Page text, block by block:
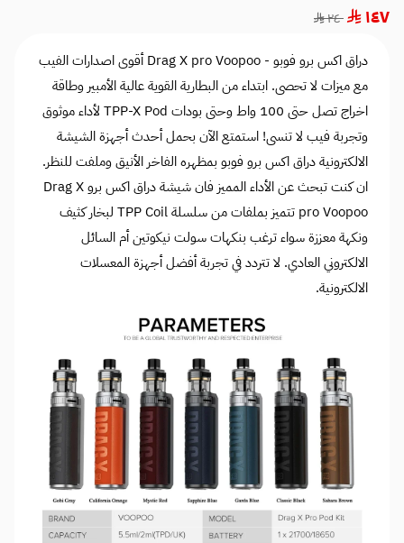
١٤٧ ٢٤٠
دراق اكس برو فوبو - Drag X pro Voopoo أقوى اصدارات الفيب
مع ميزات لا تحصى. ابتداء من البطارية القوية عالية الأمبير وطاقة
اخراج تصل حتى 100 واط وحتى بودات TPP-X Pod لأداء موثوق
وتجربة فيب لا تنسى! استمتع الآن بحمل أحدث أجهزة الشيشة
الالكترونية دراق اكس برو فوبو بمظهره الفاخر الأنيق وملفت للنظر.
ان كنت تبحث عن الأداء المميز فان شيشة دراق اكس برو Drag X
pro Voopoo تتميز بملفات من سلسلة TPP Coil لبخار كثيف
ونكهة معززة سواء ترغب بنكهات سولت نيكوتين أم السائل
الالكتروني العادي. لا تتردد في تجربة أفضل أجهزة المعسلات
الالكترونية.